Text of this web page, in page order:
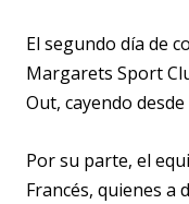
El segundo día de
Margarets Sport
Out, cayendo
Por su parte, el
Francés, quienes a